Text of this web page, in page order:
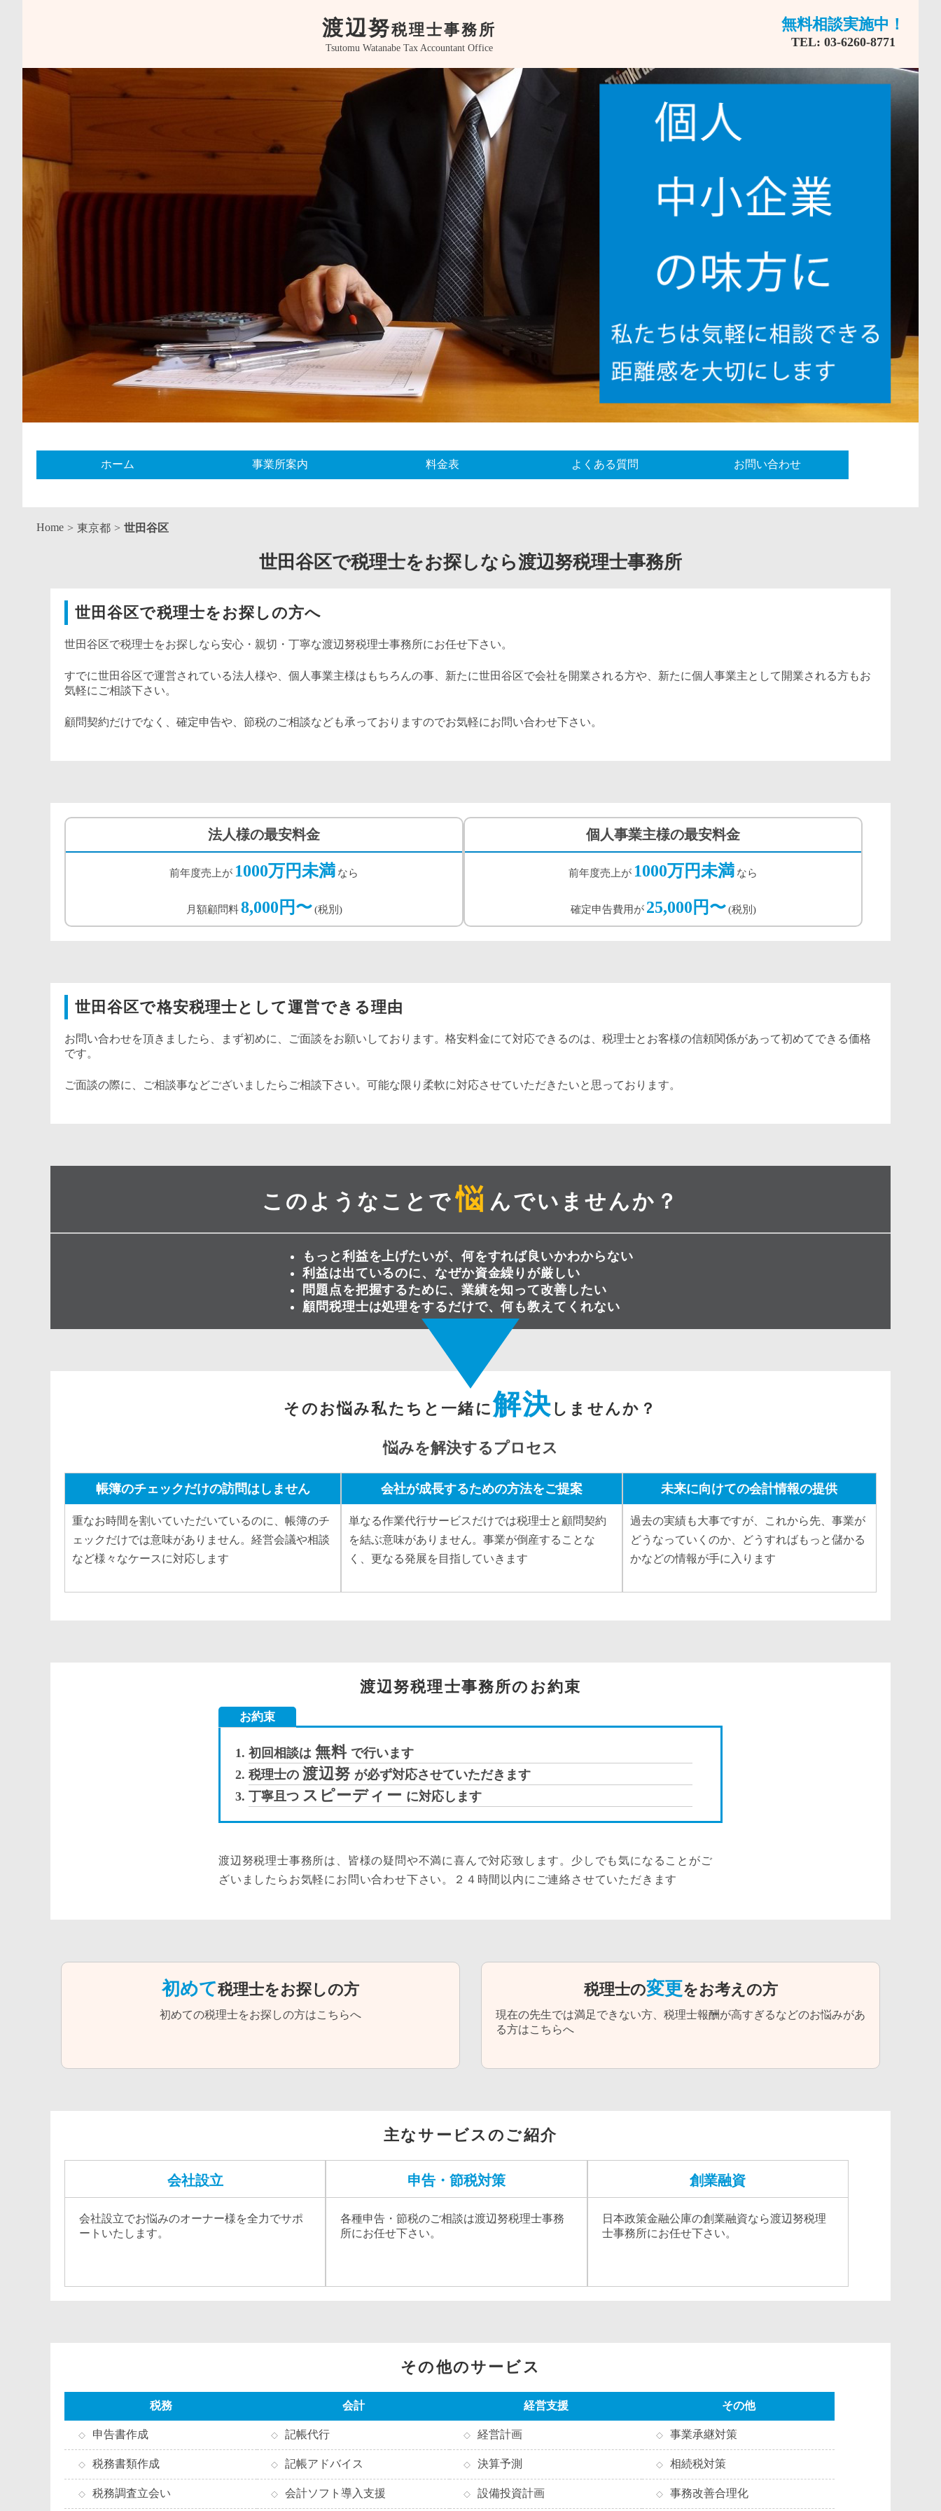
渡辺努税理士事務所
Tsutomu Watanabe Tax Accountant Office
無料相談実施中！
TEL: 03-6260-8771
ホーム 事業所案内 料金表 よくある質問 お問い合わせ
Home 東京都 世田谷区
世田谷区で税理士をお探しなら渡辺努税理士事務所
世田谷区で税理士をお探しの方へ
世田谷区で税理士をお探しなら安心・親切・丁寧な渡辺努税理士事務所にお任せ下さい。
すでに世田谷区で運営されている法人様や、個人事業主様はもちろんの事、新たに世田谷区で会社を開業される方や、新たに個人事業主として開業される方もお
気軽にご相談下さい。
顧問契約だけでなく、確定申告や、節税のご相談なども承っておりますのでお気軽にお問い合わせ下さい。
法人様の最安料金
前年度売上が 1000万円未満 なら
月額顧問料 8,000円〜 (税別)
個人事業主様の最安料金
前年度売上が 1000万円未満 なら
確定申告費用が 25,000円〜 (税別)
世田谷区で格安税理士として運営できる理由
お問い合わせを頂きましたら、まず初めに、ご面談をお願いしております。格安料金にて対応できるのは、税理士とお客様の信頼関係があって初めてできる価格
です。
ご面談の際に、ご相談事などございましたらご相談下さい。可能な限り柔軟に対応させていただきたいと思っております。
このようなことで 悩 んでいませんか？
もっと利益を上げたいが、何をすれば良いかわからない
利益は出ているのに、なぜか資金繰りが厳しい
問題点を把握するために、業績を知って改善したい
顧問税理士は処理をするだけで、何も教えてくれない
そのお悩み私たちと一緒に解決 しませんか？
悩みを解決するプロセス
帳簿のチェックだけの訪問はしません
重なお時間を割いていただいているのに、帳簿のチ
ェックだけでは意味がありません。経営会議や相談
など様々なケースに対応します
会社が成長するための方法をご提案
単なる作業代行サービスだけでは税理士と顧問契約
を結ぶ意味がありません。事業が倒産することな
く、更なる発展を目指していきます
未来に向けての会計情報の提供
過去の実績も大事ですが、これから先、事業が
どうなっていくのか、どうすればもっと儲かる
かなどの情報が手に入ります
渡辺努税理士事務所のお約束
お約束
初回相談は 無料 で行います
税理士の 渡辺努 が必ず対応させていただきます
丁寧且つ スピーディー に対応します
渡辺努税理士事務所は、皆様の疑問や不満に喜んで対応致します。少しでも気になることがご
ざいましたらお気軽にお問い合わせ下さい。２４時間以内にご連絡させていただきます
初めて税理士をお探しの方
初めての税理士をお探しの方はこちらへ
税理士の変更をお考えの方
現在の先生では満足できない方、税理士報酬が高すぎるなどのお悩みがあ
る方はこちらへ
主なサービスのご紹介
会社設立
会社設立でお悩みのオーナー様を全力でサポ
ートいたします。
申告・節税対策
各種申告・節税のご相談は渡辺努税理士事務
所にお任せ下さい。
創業融資
日本政策金融公庫の創業融資なら渡辺努税理
士事務所にお任せ下さい。
その他のサービス
税務
申告書作成
税務書類作成
税務調査立会い
会計
記帳代行
記帳アドバイス
会計ソフト導入支援
経営支援
経営計画
決算予測
設備投資計画
その他
事業承継対策
相続税対策
事務改善合理化